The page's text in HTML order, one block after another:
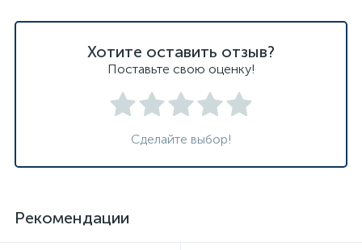
Хотите оставить отзыв?
Поставьте свою оценку!
Сделайте выбор!
Рекомендации